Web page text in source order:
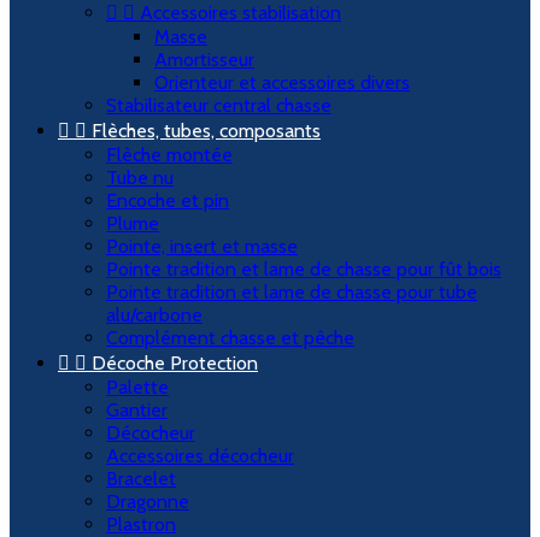
  Accessoires stabilisation
Masse
Amortisseur
Orienteur et accessoires divers
Stabilisateur central chasse
  Flèches, tubes, composants
Flèche montée
Tube nu
Encoche et pin
Plume
Pointe, insert et masse
Pointe tradition et lame de chasse pour fût bois
Pointe tradition et lame de chasse pour tube
alu/carbone
Complément chasse et pêche
  Décoche Protection
Palette
Gantier
Décocheur
Accessoires décocheur
Bracelet
Dragonne
Plastron